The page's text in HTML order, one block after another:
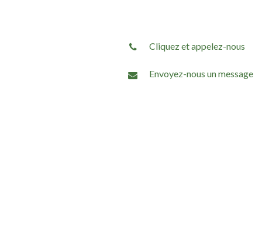
Cliquez et appelez-nous
Envoyez-nous un message